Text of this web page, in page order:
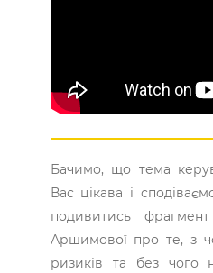
Бачимо, що тема
Вас цікава і
подивитись
Аршимової про те, з
ризиків та без чого